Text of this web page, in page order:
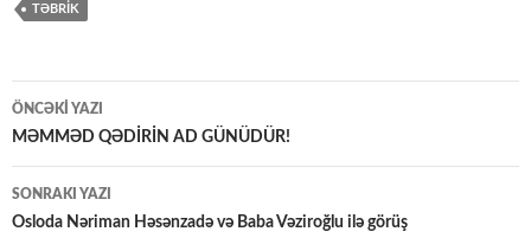
TƏBRİK
Yazılar
üzrə
naviqasiya
ÖNCƏKI YAZI
MƏMMƏD QƏDİRİN AD GÜNÜDÜR!
SONRAKI YAZI
Osloda Nəriman Həsənzadə və Baba Vəziroğlu ilə görüş